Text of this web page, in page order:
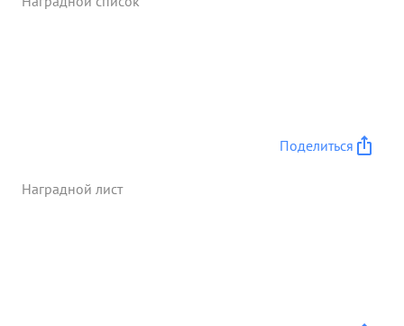
Поделиться
Наградной лист